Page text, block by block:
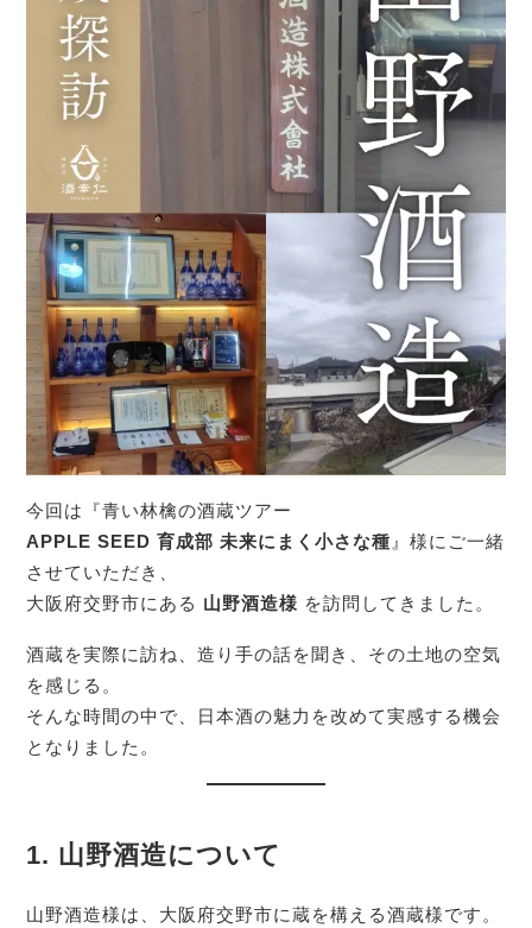
今回は『青い林檎の酒蔵ツアー
APPLE SEED 育成部 未来にまく小さな種 』様にご一緒
させていただき、
大阪府交野市にある 山野酒造様 を訪問してきました。
酒蔵を実際に訪ね、造り手の話を聞き、その土地の空気
を感じる。
そんな時間の中で、日本酒の魅力を改めて実感する機会
となりました。
1. 山野酒造について
山野酒造様は、大阪府交野市に蔵を構える酒蔵様です。